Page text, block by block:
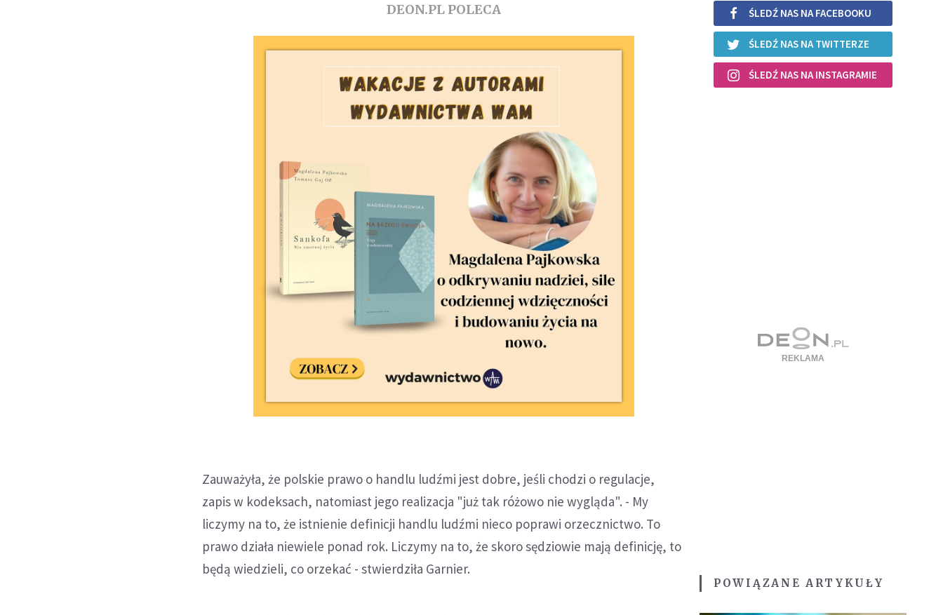
DEON.PL POLECA
Zauważyła, że polskie prawo o handlu ludźmi jest dobre, jeśli chodzi o regulacje,
zapis w kodeksach, natomiast jego realizacja "już tak różowo nie wygląda". - My
liczymy na to, że istnienie definicji handlu ludźmi nieco poprawi orzecznictwo. To
prawo działa niewiele ponad rok. Liczymy na to, że skoro sędziowie mają definicję, to
będą wiedzieli, co orzekać - stwierdziła Garnier.
ŚLEDŹ NAS NA FACEBOOKU
ŚLEDŹ NAS NA TWITTERZE
ŚLEDŹ NAS NA INSTAGRAMIE
POWIĄZANE ARTYKUŁY